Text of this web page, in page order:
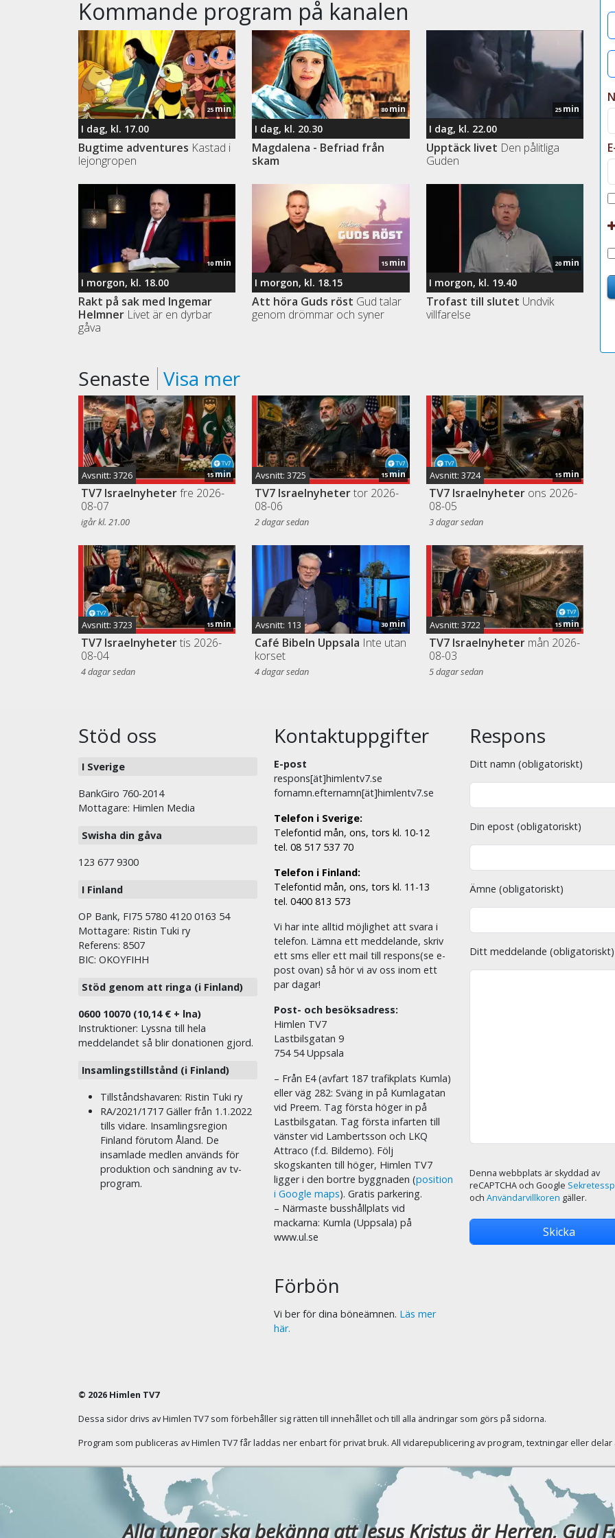
Kommande program på kanalen
25 min
I dag, kl. 17.00
Bugtime adventures Kastad i
lejongropen
80min
I dag, kl. 20.30
Magdalena - Befriad från
skam
25 min
I dag, kl. 22.00
Upptäck livet Den pålitliga
Guden
10 min
I morgon, kl. 18.00
Rakt på sak med Ingemar
Helmner Livet är en dyrbar
gåva
15 min
I morgon, kl. 18.15
Att höra Guds röst Gud talar
genom drömmar och syner
20 min
I morgon, kl. 19.40
Trofast till slutet Undvik
villfarelse
Senaste Visa mer
15min
Avsnitt: 3726
TV7 Israelnyheterfre 2026-
08-07
igår kl. 21.00
15min
Avsnitt: 3725
TV7 Israelnyhetertor 2026-
08-06
2 dagar sedan
15 min
Avsnitt: 3724
TV7 Israelnyheter ons 2026-
08-05
3 dagar sedan
15min
Avsnitt: 3723
TV7 Israelnyhetertis 2026-
08-04
4 dagar sedan
30 min
Avsnitt: 113
Café Bibeln Uppsala Inte utan
korset
4 dagar sedan
15min
Avsnitt: 3722
TV7 Israelnyheter mån 2026-
08-03
5 dagar sedan
Stöd oss
I Sverige
BankGiro 760-2014
Mottagare: Himlen Media
Swisha din gåva
123 677 9300
I Finland
OP Bank, FI75 5780 4120 0163 54
Mottagare: Ristin Tuki ry
Referens: 8507
BIC: OKOYFIHH
Stöd genom att ringa (i Finland)
0600 10070 (10,14 € + lna)
Instruktioner: Lyssna till hela
meddelandet så blir donationen gjord.
Insamlingstillstånd (i Finland)
Tillståndshavaren: Ristin Tuki ry
RA/2021/1717 Gäller från 1.1.2022
tills vidare. Insamlingsregion
Finland förutom Åland. De
insamlade medlen används för
produktion och sändning av tv-
program.
Kontaktuppgifter
E-post
respons[ät]himlentv7.se
fornamn.efternamn[ät]himlentv7.se
Telefon i Sverige:
Telefontid mån, ons, tors kl. 10-12
tel. 08 517 537 70
Telefon i Finland:
Telefontid mån, ons, tors kl. 11-13
tel. 0400 813 573
Vi har inte alltid möjlighet att svara i
telefon. Lämna ett meddelande, skriv
ett sms eller ett mail till respons(se e-
post ovan) så hör vi av oss inom ett
par dagar!
Post- och besöksadress:
Himlen TV7
Lastbilsgatan 9
754 54 Uppsala
– Från E4 (avfart 187 trafikplats Kumla)
eller väg 282: Sväng in på Kumlagatan
vid Preem. Tag första höger in på
Lastbilsgatan. Tag första infarten till
vänster vid Lambertsson och LKQ
Attraco (f.d. Bildemo). Följ
skogskanten till höger, Himlen TV7
ligger i den bortre byggnaden (position
i Google maps). Gratis parkering.
– Närmaste busshållplats vid
mackarna: Kumla (Uppsala) på
www.ul.se
Förbön
Vi ber för dina böneämnen. Läs mer
här.
Respons
Ditt namn (obligatoriskt)
Din epost (obligatoriskt)
Ämne (obligatoriskt)
Ditt meddelande (obligatoriskt)
Denna webbplats är skyddad av
reCAPTCHA och Google
och Användarvillkoren gäller.
© 2026 Himlen TV7
Dessa sidor drivs av Himlen TV7 som förbehåller sig rätten till innehållet och till alla ändringar som görs på sidorna.
Program som publiceras av Himlen TV7 får laddas ner enbart för privat bruk. All vidarepublicering av program, textningar eller
Alla tungor ska bekänna att Jesus Kristus är Herren, Gud